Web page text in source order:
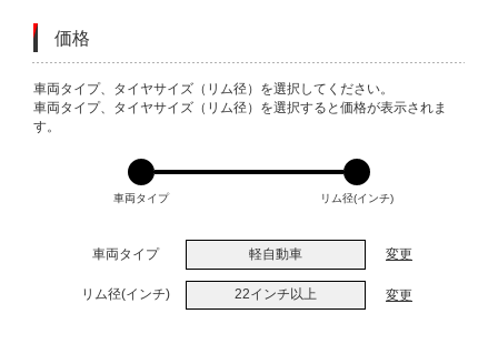
価格
VARIATIONS
車両タイプ、タイヤサイズ（リム径）を選択してください。
車両タイプ、タイヤサイズ（リム径）を選択すると価格が表示されま
す。
車両タイプ リム径(インチ)
車両タイプ 軽自動車 変更
リム径(インチ) 22インチ以上 変更